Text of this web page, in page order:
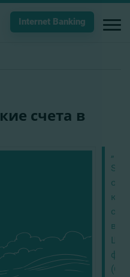
Internet Banking
счета в
S.A.
в